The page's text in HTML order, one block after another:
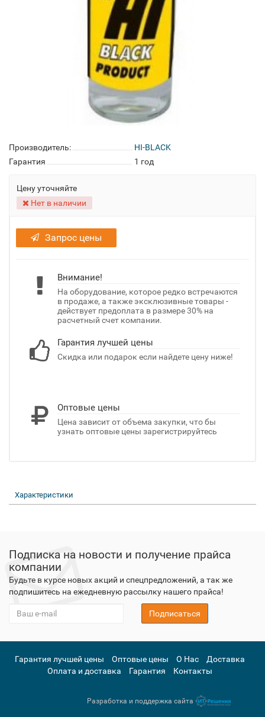
Производитель:
HI-BLACK
Гарантия
1 год
Цену уточняйте
Нет в наличии
Запрос цены
Внимание!
На оборудование, которое редко встречаются
в продаже, а также эксклюзивные товары -
действует предоплата в размере 30% на
расчетный счет компании.
Гарантия лучшей цены
Скидка или подарок если найдете цену ниже!
Оптовые цены
Цена зависит от объема закупки, что бы
узнать оптовые цены зарегистрируйтесь
Характеристики
Подписка на новости и получение прайса
компании
Будьте в курсе новых акций и спецпредложений, а так же
подпишитесь на ежедневную рассылку нашего прайса!
Подписаться
Гарантия лучшей цены Оптовые цены О Нас
Доставка
Оплата и доставка
Гарантия Контакты
Разработка и поддержка сайта